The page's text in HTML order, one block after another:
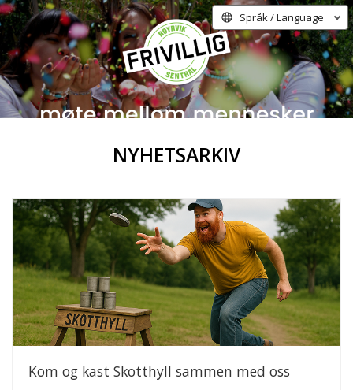
Språk / Language
NYHETSARKIV
Kom og kast Skotthyll sammen med oss